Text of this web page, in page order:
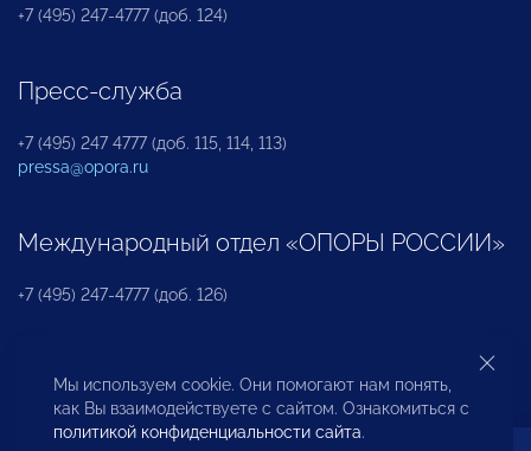
+7 (495) 247-4777 (доб. 124)
Пресс-служба
+7 (495) 247 4777 (доб. 115, 114, 113)
pressa@opora.ru
Международный отдел «ОПОРЫ РОССИИ»
+7 (495) 247-4777 (доб. 126)
Бюро по защите прав предпринимателей и
инвесторов
Мы используем cookie. Они помогают нам понять,
как Вы взаимодействуете с сайтом. Ознакомиться с
политикой конфиденциальности сайта.